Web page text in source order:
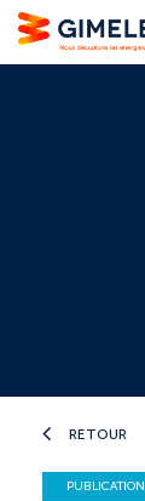
RETOUR
PUBLICATION